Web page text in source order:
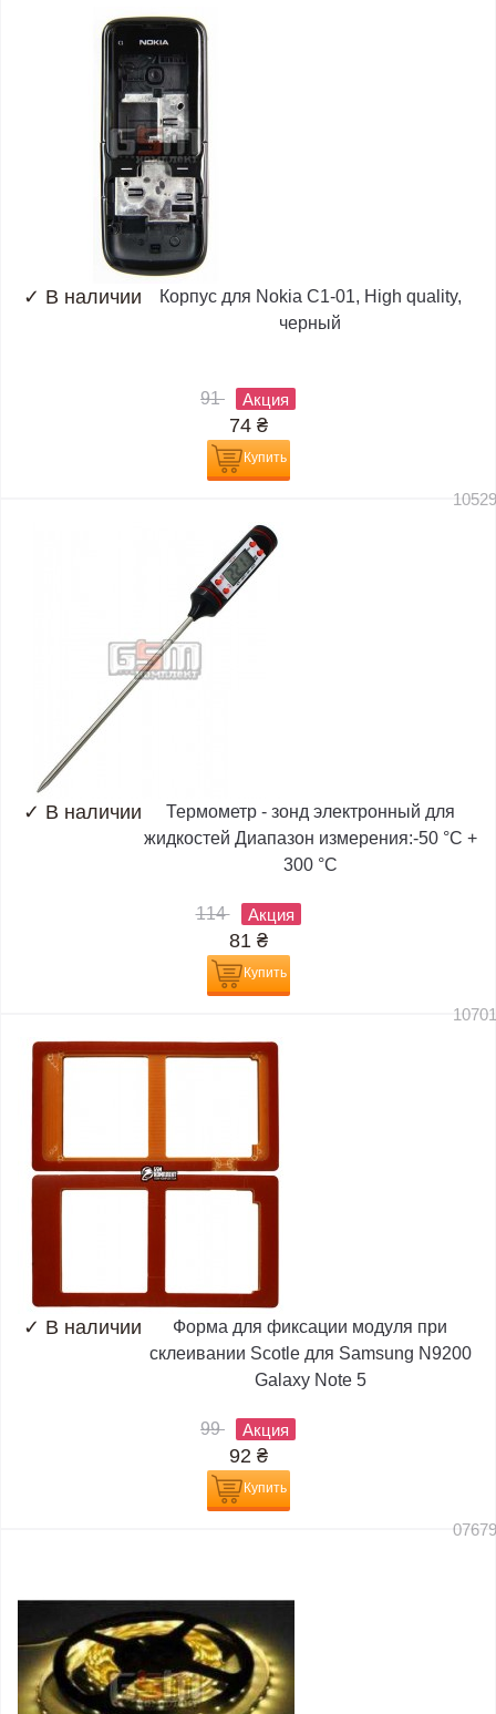
✓ В наличии
Корпус для Nokia C1-01, High quality,
черный
91 Акция
74 ₴
Купить
✓ В наличии
Термометр - зонд электронный для
жидкостей Диапазон измерения:-50 °C +
300 °C
114 Акция
81 ₴
Купить
✓ В наличии
Форма для фиксации модуля при
склеивании Scotle для Samsung N9200
Galaxy Note 5
99 Акция
92 ₴
Купить